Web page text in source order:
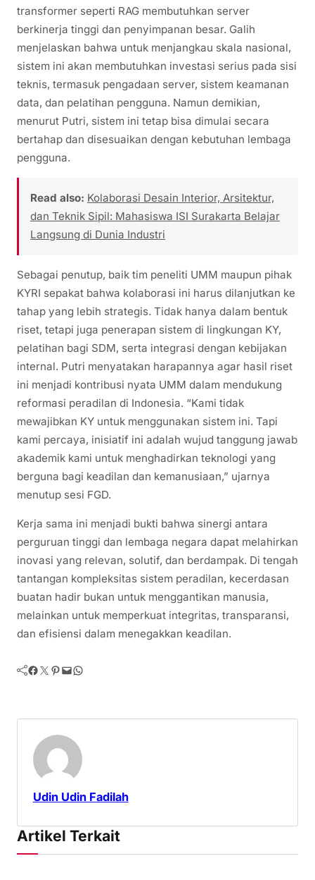
transformer seperti RAG membutuhkan server
berkinerja tinggi dan penyimpanan besar. Galih
menjelaskan bahwa untuk menjangkau skala nasional,
sistem ini akan membutuhkan investasi serius pada sisi
teknis, termasuk pengadaan server, sistem keamanan
data, dan pelatihan pengguna. Namun demikian,
menurut Putri, sistem ini tetap bisa dimulai secara
bertahap dan disesuaikan dengan kebutuhan lembaga
pengguna.
Read also: Kolaborasi Desain Interior, Arsitektur,
dan Teknik Sipil: Mahasiswa ISI Surakarta Belajar
Langsung di Dunia Industri
Sebagai penutup, baik tim peneliti UMM maupun pihak
KYRI sepakat bahwa kolaborasi ini harus dilanjutkan ke
tahap yang lebih strategis. Tidak hanya dalam bentuk
riset, tetapi juga penerapan sistem di lingkungan KY,
pelatihan bagi SDM, serta integrasi dengan kebijakan
internal. Putri menyatakan harapannya agar hasil riset
ini menjadi kontribusi nyata UMM dalam mendukung
reformasi peradilan di Indonesia. “Kami tidak
mewajibkan KY untuk menggunakan sistem ini. Tapi
kami percaya, inisiatif ini adalah wujud tanggung jawab
akademik kami untuk menghadirkan teknologi yang
berguna bagi keadilan dan kemanusiaan,” ujarnya
menutup sesi FGD.
Kerja sama ini menjadi bukti bahwa sinergi antara
perguruan tinggi dan lembaga negara dapat melahirkan
inovasi yang relevan, solutif, dan berdampak. Di tengah
tantangan kompleksitas sistem peradilan, kecerdasan
buatan hadir bukan untuk menggantikan manusia,
melainkan untuk memperkuat integritas, transparansi,
dan efisiensi dalam menegakkan keadilan.
Facebook Twitter Pinterest Mail WhatsApp
Udin Udin Fadilah
Artikel Terkait